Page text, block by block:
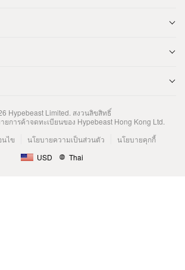
Hypebeast Limited. สงวนลิขสิทธิ์
ยการค้าจดทะเบียนของ Hypebeast Hong Kong Ltd.
นไข
นโยบายความเป็นส่วนตัว
นโยบายคุกกี้
USD
Thai